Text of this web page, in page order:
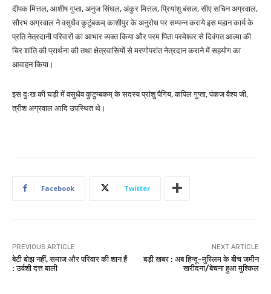
दीपक मित्तल, आशीष गुप्ता, अनुज सिंघल, अंकुर मित्तल, प्रियांशु बंसल, सीए सचिन अग्रवाल,
सौरभ अग्रवाल ने वसुधैव कुटुंबकम् काशीपुर के अनुरोध पर सम्पन्न कराये इस महान कार्य के
प्रति नेत्रदानी परिवारों का आभार व्यक्त किया और परम पिता परमेश्वर से दिवंगत आत्मा की
चिर शांति की प्रार्थना की तथा क्षेत्रवासियों से मरणोपरांत नेत्रदान कराने में सहयोग का
आवाहन किया।
इस दुःख की घड़ी में वसुधैव कुटुम्बकम् के सदस्य प्रांशु पैगिय, कपिल गुप्ता, पंकज वैश्य जी,
त्रीश अग्रवाल आदि उपस्थित थे।
Facebook Twitter
PREVIOUS ARTICLE
बेटी बोझ नहीं, समाज और परिवार की शान हैं
: उर्वशी दत्त बाली
NEXT ARTICLE
बड़ी खबर : अब हिन्दू-मुस्लिम के बीच जमीन
खरीदना/बेचना हुआ मुश्किल